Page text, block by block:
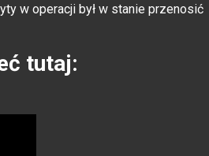
w operacji był w stanie przenosić
tutaj: